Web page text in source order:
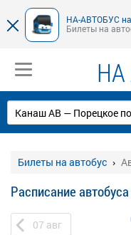
НА-АВТОБУС на
Билеты на
НА
Билеты на автобус
Расписание
07 авг